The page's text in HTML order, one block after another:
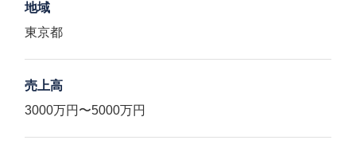
地域
東京都
売上高
3000万円〜5000万円